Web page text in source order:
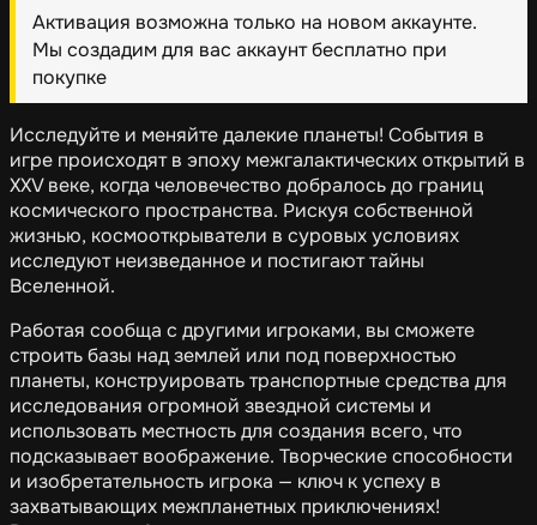
Активация возможна только на новом аккаунте.
Мы создадим для вас аккаунт бесплатно при
покупке
Исследуйте и меняйте далекие планеты! События в
игре происходят в эпоху межгалактических открытий в
XXV веке, когда человечество добралось до границ
космического пространства. Рискуя собственной
жизнью, космооткрыватели в суровых условиях
исследуют неизведанное и постигают тайны
Вселенной.
Работая сообща с другими игроками, вы сможете
строить базы над землей или под поверхностью
планеты, конструировать транспортные средства для
исследования огромной звездной системы и
использовать местность для создания всего, что
подсказывает воображение. Творческие способности
и изобретательность игрока — ключ к успеху в
захватывающих межпланетных приключениях!